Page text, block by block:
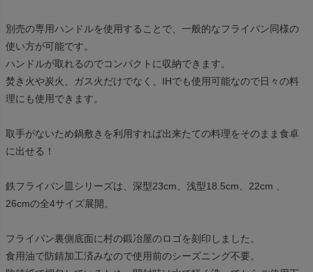
別売の専用ハンドルを使用することで、一般的なフライパン同様の
使い方が可能です。
ハンドルが取れるのでコンパクトに収納できます。
焚き火や炭火、ガス火だけでなく、IHでも使用可能なので日々の料
理にも使用できます。
取手がないため鍋敷きを利用すれば出来たての料理をそのまま食卓
に出せる！
鉄フライパン皿シリーズは、深型23cm、浅型18.5cm、22cm 、
26cmの全4サイズ展開。
フライパン裏側底面に村の鍛冶屋のロゴを刻印しました。
食用油で防錆加工済みなので使用前のシーズニング不要。